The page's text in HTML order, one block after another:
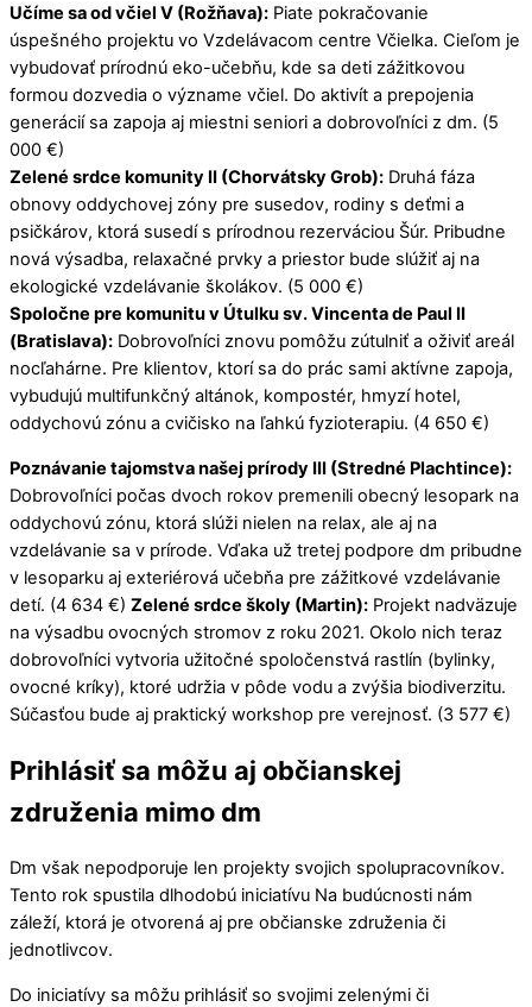
Učíme sa od včiel V (Rožňava): Piate pokračovanie
úspešného projektu vo Vzdelávacom centre Včielka. Cieľom je
vybudovať prírodnú eko-učebňu, kde sa deti zážitkovou
formou dozvedia o význame včiel. Do aktivít a prepojenia
generácií sa zapoja aj miestni seniori a dobrovoľníci z dm. (5
000 €)
Zelené srdce komunity II (Chorvátsky Grob): Druhá fáza
obnovy oddychovej zóny pre susedov, rodiny s deťmi a
psičkárov, ktorá susedí s prírodnou rezerváciou Šúr. Pribudne
nová výsadba, relaxačné prvky a priestor bude slúžiť aj na
ekologické vzdelávanie školákov. (5 000 €)
Spoločne pre komunitu v Útulku sv. Vincenta de Paul II
(Bratislava): Dobrovoľníci znovu pomôžu zútulniť a oživiť areál
nocľahárne. Pre klientov, ktorí sa do prác sami aktívne zapoja,
vybudujú multifunkčný altánok, kompostér, hmyzí hotel,
oddychovú zónu a cvičisko na ľahkú fyzioterapiu. (4 650 €)
Poznávanie tajomstva našej prírody III (Stredné Plachtince):
Dobrovoľníci počas dvoch rokov premenili obecný lesopark na
oddychovú zónu, ktorá slúži nielen na relax, ale aj na
vzdelávanie sa v prírode. Vďaka už tretej podpore dm pribudne
v lesoparku aj exteriérová učebňa pre zážitkové vzdelávanie
detí. (4 634 €) Zelené srdce školy (Martin): Projekt nadväzuje
na výsadbu ovocných stromov z roku 2021. Okolo nich teraz
dobrovoľníci vytvoria užitočné spoločenstvá rastlín (bylinky,
ovocné kríky), ktoré udržia v pôde vodu a zvýšia biodiverzitu.
Súčasťou bude aj praktický workshop pre verejnosť. (3 577 €)
Prihlásiť sa môžu aj občianskej
združenia mimo dm
Dm však nepodporuje len projekty svojich spolupracovníkov.
Tento rok spustila dlhodobú iniciatívu Na budúcnosti nám
záleží, ktorá je otvorená aj pre občianske združenia či
jednotlivcov.
Do iniciatívy sa môžu prihlásiť so svojimi zelenými či